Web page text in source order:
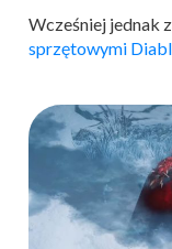
Wcześniej jednak
sprzętowymi